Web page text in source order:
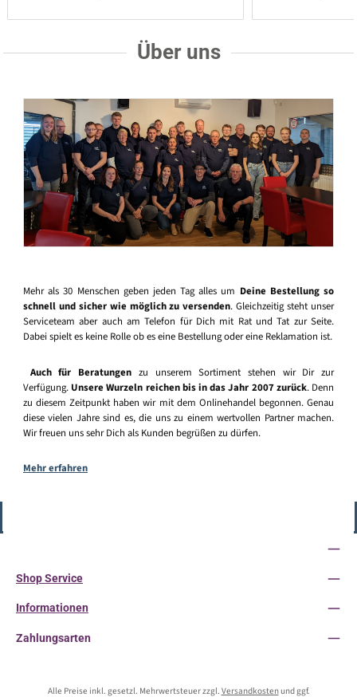
Über uns
Mehr als 30 Menschen geben jeden Tag alles um Deine Bestellung so
schnell und sicher wie möglich zu versenden. Gleichzeitig steht unser
Serviceteam aber auch am Telefon für Dich mit Rat und Tat zur Seite.
Dabei spielt es keine Rolle ob es eine Bestellung oder eine Reklamation ist.
Auch für Beratungen zu unserem Sortiment stehen wir Dir zur
Verfügung. Unsere Wurzeln reichen bis in das Jahr 2007 zurück. Denn
zu diesem Zeitpunkt haben wir mit dem Onlinehandel begonnen. Genau
diese vielen Jahre sind es, die uns zu einem wertvollen Partner machen.
Wir freuen uns sehr Dich als Kunden begrüßen zu dürfen.
Mehr erfahren
Shop Service
Informationen
Zahlungsarten
Alle Preise inkl. gesetzl. Mehrwertsteuer zzgl. Versandkostenund ggf.